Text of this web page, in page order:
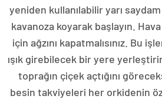
yeniden kullanılabilir yarı
kavanoza koyarak başlayın.
için ağzını kapatmalısınız. Bu
ışık girebilecek bir yere
toprağın çiçek açtığını
besin takviyeleri her orkidenin